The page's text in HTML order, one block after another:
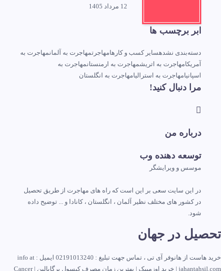
12 مرداد 1405
ابر برچسب ها
دسته‌بندی نشدهسایر کسب و کارهامهاجرتمهاجرت به آلمانمهاجرت به
آمریکامهاجرت به اتریشمهاجرت به ارمنستانمهاجرت به
اسپانیامهاجرت به استرالیامهاجرت به انگلستان
مرا دنبال کنید!
درباره من
توسعه دهنده وب
موسس و ویرایشگر
در این سایت سعی بر این است که راه های مهاجرت از طریق تحصیل
در کشور های مختلف نظیر آلمان ، انگلستان ، کانادا و ... توضیح داده
شود.
تحصیل در جهان
خرید هاست از هانوفر آی تی ، تماس جهت تبلیغ : 02191013240
ایمیل : info at
jahantahsil.com |
خرید اوزمپیک | بهترین زمان مصرف کپسول پرگابالین |
Cancer